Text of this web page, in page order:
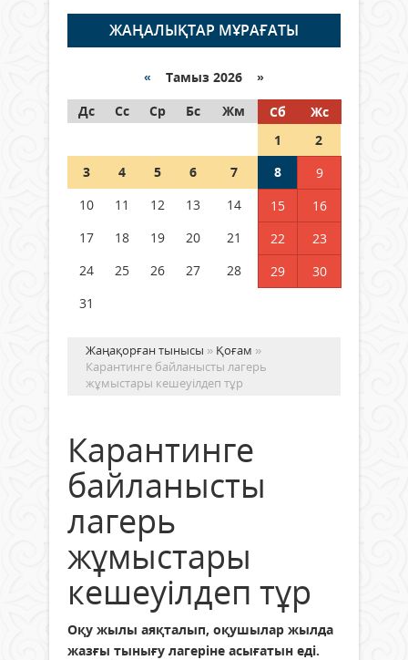
06 тамыз 2026 ж. 265
граждане Казахстана,
05 тамыз 2026 ж. 146
Шетелде жүрген Қазақстан
азаматтары қалай дауыс бере
ЖАҢАЛЫҚТАР МҰРАҒАТЫ
« Тамыз 2026 »
Дс
Сс Ср Бс Жм Сб
Жс
1
2
3
4 5 6 7 8
9
10
11 12 13 14 15
16
17
18 19 20 21 22
23
24
25 26 27 28 29
30
31
Жаңақорған тынысы » Қоғам »
Карантинге байланысты лагерь
жұмыстары кешеуілдеп тұр
Карантинге
байланысты
лагерь
жұмыстары
кешеуілдеп тұр
Оқу жылы аяқталып, оқушылар жылда
жазғы тынығу лагеріне асығатын еді.